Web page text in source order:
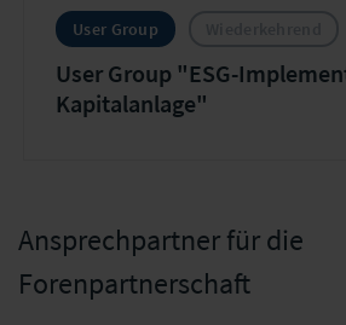
User Group
User Group "ESG-
Kapitalanlage"
Ansprechpartner für die
Forenpartnerschaft